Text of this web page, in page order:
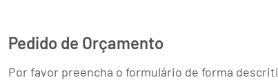
Pedido de Orçamento
Por favor preencha o formulário de forma